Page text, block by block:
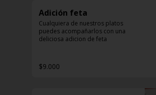
Adición feta
Cualquiera de nuestros platos
puedes acompañarlos con una
deliciosa adicion de feta
$9.000